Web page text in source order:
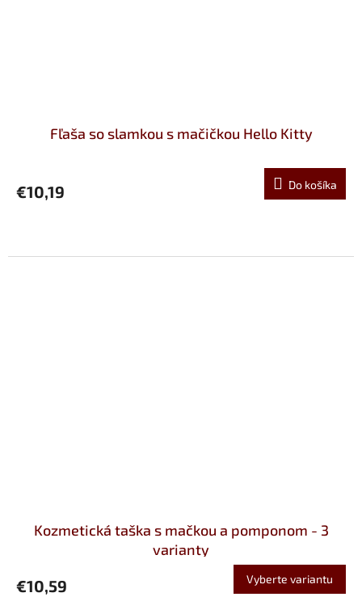
Fľaša so slamkou s mačičkou Hello Kitty
€10,19 Do košíka
Kozmetická taška s mačkou a pomponom - 3
varianty
€10,59 Vyberte variantu